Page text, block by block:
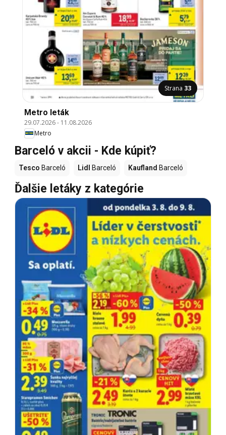
Strana 33
Metro leták
29.07.2026- 11.08.2026
Metro
Barceló v akcii - Kde kúpiť?
Tesco Barceló Lidl Barceló Kaufland Barceló
Ďalšie letáky z kategórie